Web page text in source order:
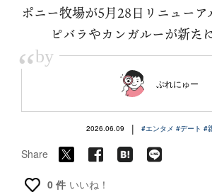
ポニー牧場が5月28日リニューア
ピバラやカンガルーが新た
“by
ぷれにゅー
2026.06.09 | #エンタメ #デート #
Share
0 件 いいね！